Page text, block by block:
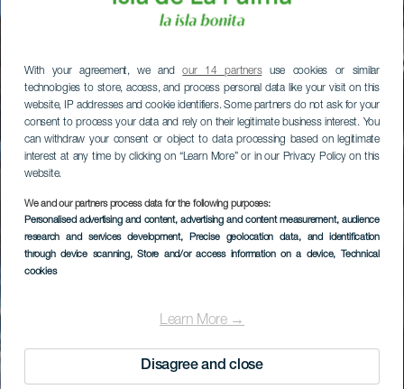
With your agreement, we andour 14 partnersuse cookies or similar
technologies to store, access, and process personal data like your visit on this
website, IP addresses and cookie identifiers. Some partners do not ask for your
consent to process your data and rely on their legitimate business interest. You
can withdraw your consent or object to data processing based on legitimate
interest at any time by clicking on “Learn More” or in our Privacy Policy on this
website.
We and our partners process data for the following purposes:
Personalised advertising and content, advertising and content measurement, audience
research and services development, Precise geolocation data, and identification
through device scanning, Store and/or access information on a device, Technical
cookies
Learn More →
Disagree and close